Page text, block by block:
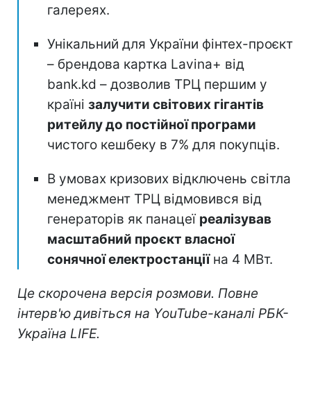
галереях.
Унікальний для України фінтех-проєкт
– брендова картка Lavina+ від
bank.kd – дозволив ТРЦ першим у
країні залучити світових гігантів
ритейлу до постійної програми
чистого кешбеку в 7% для покупців.
В умовах кризових відключень світла
менеджмент ТРЦ відмовився від
генераторів як панацеї реалізував
масштабний проєкт власної
сонячної електростанціїна 4 МВт.
Це скорочена версія розмови. Повне
інтерв'ю дивіться на YouTube-каналі РБК-
Україна LIFE.